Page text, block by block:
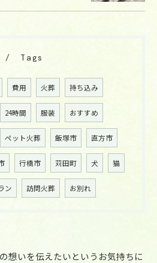
Tags
費用 火葬 持ち込み
24時間 服装 おすすめ
ペット火葬 飯塚市 直方市
行橋市 苅田町 犬 猫
ン 訪問火葬 お別れ
想いを伝えたいというお気持ちに